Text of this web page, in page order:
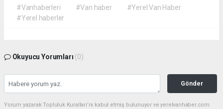
#Vanhaberleri #Van haber
#Yerel Van Haber
#Yerel haberler
Okuyucu Yorumları (0)
Gönder
Yorum yazarak Topluluk Kuralları’nı kabul etmiş bulunuyor ve yerelvanhaber.com